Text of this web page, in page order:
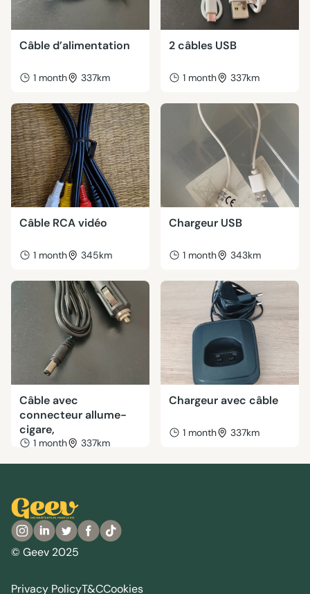
Câble d’alimentation
1 month 337km
2 câbles USB
1 month 337km
Câble RCA vidéo
1 month 345km
Chargeur USB
1 month 343km
Câble avec
connecteur allume-
cigare,
1 month 337km
Chargeur avec câble
1 month 337km
© Geev 2025
Privacy PolicyT&CCookies